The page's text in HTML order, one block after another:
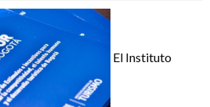
El Instituto